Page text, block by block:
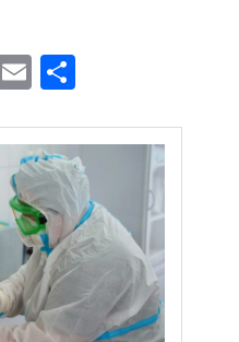
Email